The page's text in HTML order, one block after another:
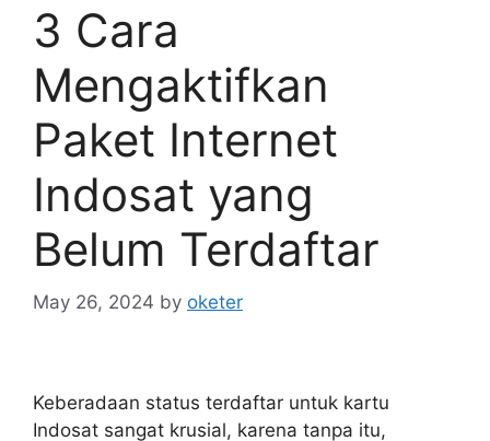
3 Cara
Mengaktifkan
Paket Internet
Indosat yang
Belum Terdaftar
May 26, 2024 by oketer
Keberadaan status terdaftar untuk kartu
Indosat sangat krusial, karena tanpa itu,